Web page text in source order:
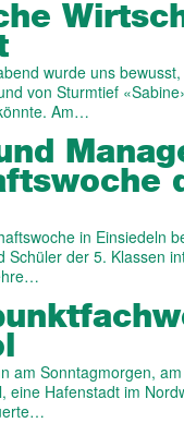
wurde uns
von Sturmtief
Am…
in Einsiedeln
Schüler der 5. Klassen
am Sonntagmorgen,
eine Hafenstadt im